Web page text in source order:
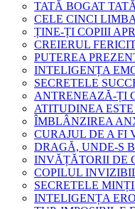
TATĂ BOGAT
CELE CINCI
ȚINE-ȚI COPIII
CREIERUL
PUTEREA
INTELIGENȚA
SECRETELE
ANTRENEAZĂ-ȚI
ATITUDINEA
ÎMBLÂNZIREA
CURAJUL DE A FI
DRAGĂ, UNDE-S
INVĂȚĂTORII DE
COPILUL
SECRETELE
INTELIGENȚA